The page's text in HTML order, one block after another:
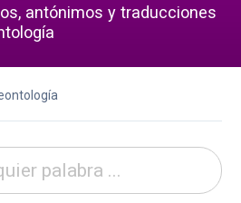
antónimos y traducciones